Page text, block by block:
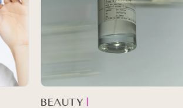
BEAUTY